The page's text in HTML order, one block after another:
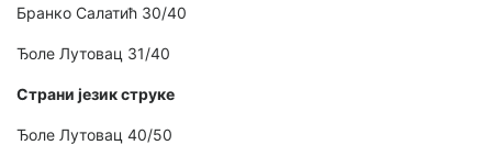
Бранко Салатић 30/40
Ђоле Лутовац 31/40
Страни језик струке
Ђоле Лутовац 40/50